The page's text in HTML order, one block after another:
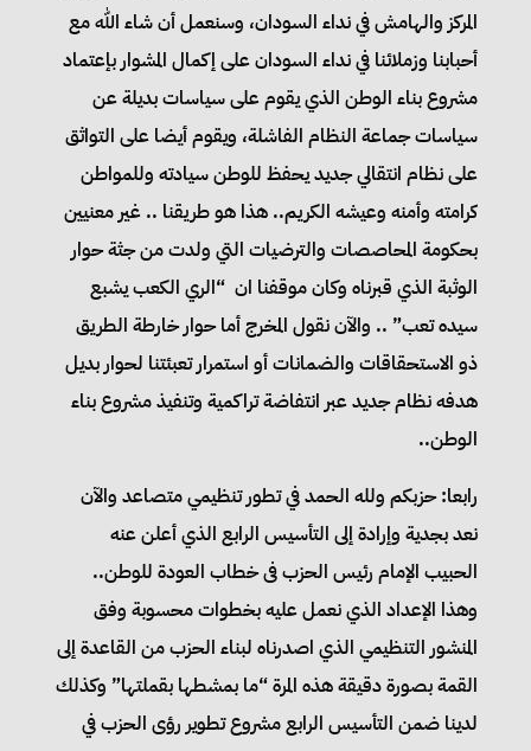
المركز والهامش في نداء السودان، وسنعمل أن شاء الله مع
أحبابنا وزملائنا في نداء السودان على إكمال المشوار بإعتماد
مشروع بناء الوطن الذي يقوم على سياسات بديلة عن
سياسات جماعة النظام الفاشلة، ويقوم أيضا على التواثق
على نظام انتقالي جديد يحفظ للوطن سيادته وللمواطن
كرامته وأمنه وعيشه الكريم.. هذا هو طريقنا .. غير معنيين
بحكومة المحاصصات والترضيات التي ولدت من جثة حوار
الوثبة الذي قبرناه وكان موقفنا ان “الري الكعب يشبع
سيده تعب” .. والآن نقول المخرج أما حوار خارطة الطريق
ذو الاستحقاقات والضمانات أو استمرار تعبئتنا لحوار بديل
هدفه نظام جديد عبر انتفاضة تراكمية وتنفيذ مشروع بناء
الوطن..
رابعا: حزبكم ولله الحمد في تطور تنظيمي متصاعد والآن
نعد بجدية وإرادة إلى التأسيس الرابع الذي أعلن عنه
الحبيب الإمام رئيس الحزب فى خطاب العودة للوطن..
وهذا الإعداد الذي نعمل عليه بخطوات محسوبة وفق
المنشور التنظيمي الذي اصدرناه لبناء الحزب من القاعدة إلى
القمة بصورة دقيقة هذه المرة “ما بمشطها بقملتها” وكذلك
لدينا ضمن التأسيس الرابع مشروع تطوير رؤى الحزب في